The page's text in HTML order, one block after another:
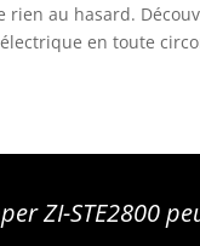
au hasard.
en toute
ZI-STE2800